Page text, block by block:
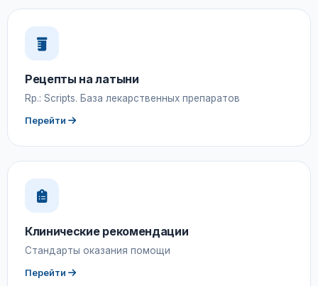
Рецепты на латыни
Rp.: Scripts. База лекарственных препаратов
Перейти
Клинические рекомендации
Стандарты оказания помощи
Перейти